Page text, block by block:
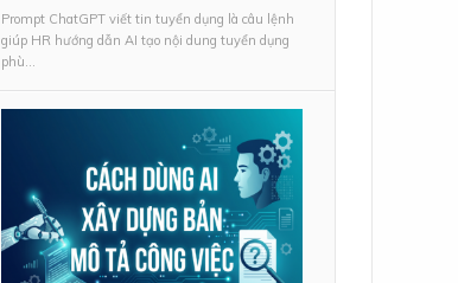
Prompt ChatGPT viết tin tuyển dụng là câu lệnh
giúp HR hướng dẫn AI tạo nội dung tuyển dụng
phù...